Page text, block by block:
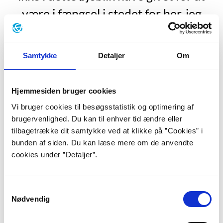
Samtykke Detaljer Om
Hjemmesiden bruger cookies
Vi bruger cookies til besøgsstatistik og optimering af
brugervenlighed. Du kan til enhver tid ændre eller
tilbagetrække dit samtykke ved at klikke på ”Cookies” i
bunden af siden. Du kan læse mere om de anvendte
cookies under ”Detaljer”.
Nødvendig
være i fængsel i stedet for her, jeg
åndssvage idiot! For eksempel fordi
jeg havde været forudseende nok til at
stjæle et eller andet et eller andet sted,
da der endnu var tid. Man tænker sig
da heller ikke om! Fængslet forlader
man levende, ikke krigen. Resten er
kun vrøvl.”
”Rejse til nattens ende”, s. 14.
Forfatterpseudonymet Céline tog han senere efter sin